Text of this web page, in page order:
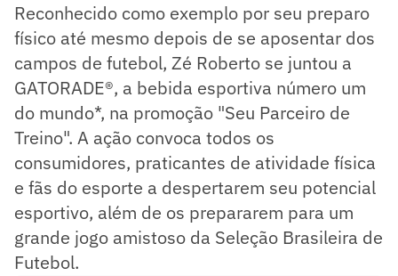
Reconhecido como exemplo por seu preparo
físico até mesmo depois de se aposentar dos
campos de futebol, Zé Roberto se juntou a
GATORADE®, a bebida esportiva número um
do mundo*, na promoção "Seu Parceiro de
Treino". A ação convoca todos os
consumidores, praticantes de atividade física
e fãs do esporte a despertarem seu potencial
esportivo, além de os prepararem para um
grande jogo amistoso da Seleção Brasileira de
Futebol.